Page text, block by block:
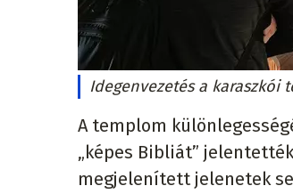
Idegenvezetés a karaszkói
A templom
„képes Bibliát”
megjelenített jelenetek